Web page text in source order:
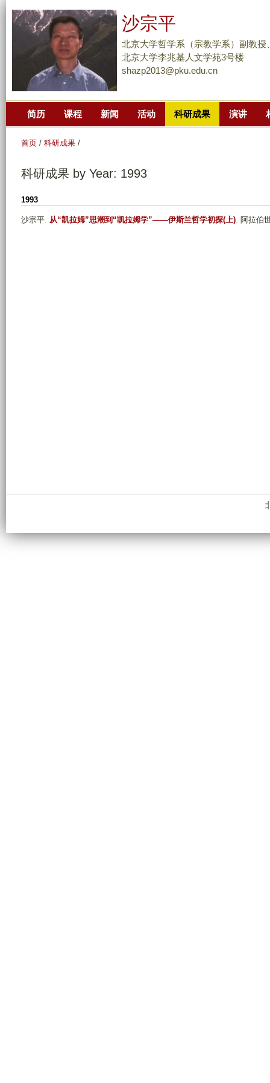
到
主
沙宗平
北京大学哲学系（宗教学系）副教授
北京大学李兆基人文学苑3号楼
shazp2013@pku.edu.cn
简历 课程 新闻 活动 科研成果 演讲
首页 / 科研成果 /
科研成果 by Year: 1993
1993
沙宗平. 从“凯拉姆”思潮到“凯拉姆学”——伊斯兰哲学初探(上). 阿拉伯